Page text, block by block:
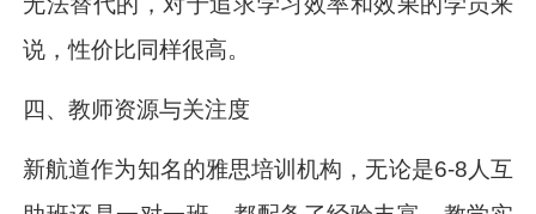
说，性价比同样很高。
四、教师资源与关注度
新航道作为知名的雅思培训机构，无论是6-8人互